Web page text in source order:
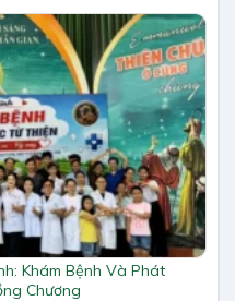
Khám Bệnh Và Phát
Chương